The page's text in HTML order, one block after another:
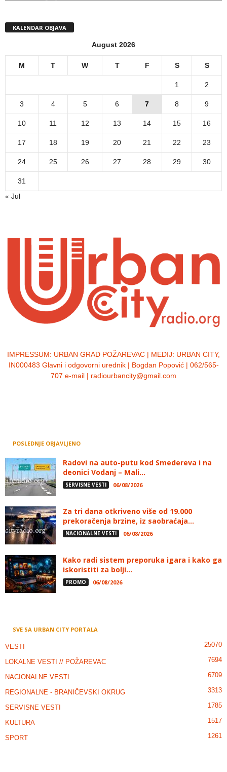
KALENDAR OBJAVA
August 2026
M T W T F S S
1 2
3 4 5 6 7 8 9
10 11 12 13 14 15 16
17 18 19 20 21 22 23
24 25 26 27 28 29 30
31
« Jul
IMPRESSUM: URBAN GRAD POŽAREVAC | MEDIJ: URBAN CITY,
IN000483 Glavni i odgovorni urednik | Bogdan Popović | 062/565-
707 e-mail | radiourbancity@gmail.com
POSLEDNJE OBJAVLJENO
Radovi na auto-putu kod Smedereva i na
deonici Vodanj – Mali...
SERVISNE VESTI 06/08/2026
Za tri dana otkriveno više od 19.000
prekoračenja brzine, iz saobraćaja...
NACIONALNE VESTI 06/08/2026
Kako radi sistem preporuka igara i kako ga
iskoristiti za bolji...
PROMO 06/08/2026
SVE SA URBAN CITY PORTALA
VESTI 25070
LOKALNE VESTI // POŽAREVAC 7694
NACIONALNE VESTI 6709
REGIONALNE - BRANIČEVSKI OKRUG 3313
SERVISNE VESTI 1785
KULTURA 1517
SPORT 1261